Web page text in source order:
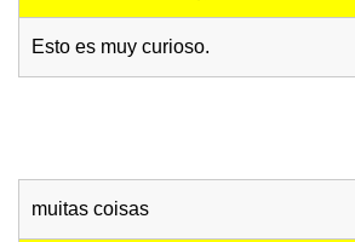
Esto es muy curioso.
muitas coisas